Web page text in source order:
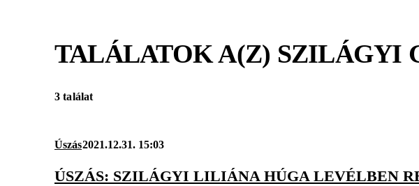
TALÁLATOK A(Z) SZILÁGYI
3 találat
Úszás2021.12.31. 15:03
ÚSZÁS: SZILÁGYI LILIÁNA HÚGA LEVÉLBEN